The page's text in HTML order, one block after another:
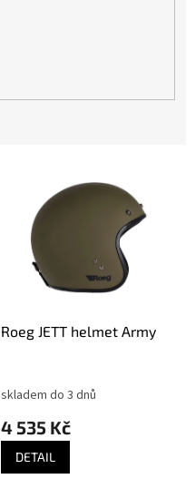
Roeg JETT helmet Army
skladem do 3 dnů
4 535 Kč
DETAIL